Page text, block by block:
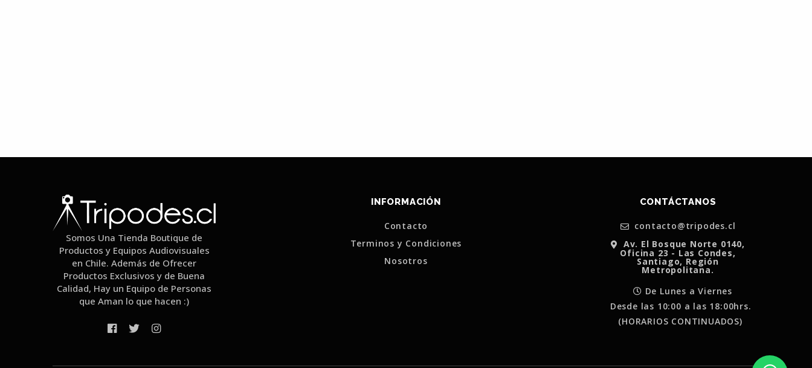
Somos Una Tienda Boutique de
Productos y Equipos Audiovisuales
en Chile. Además de Ofrecer
Productos Exclusivos y de Buena
Calidad, Hay un Equipo de Personas
que Aman lo que hacen :)
INFORMACIÓN
Contacto
Terminos y Condiciones
Nosotros
CONTÁCTANOS
contacto@tripodes.cl
Av. El Bosque Norte 0140,
Oficina 23 - Las Condes,
Santiago, Región
Metropolitana.
De Lunes a Viernes
Desde las 10:00 a las 18:00hrs.
(HORARIOS CONTINUADOS)